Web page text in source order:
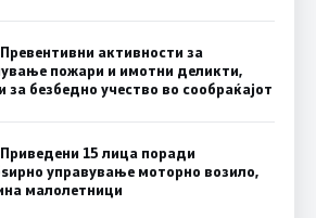
активности за
пожари и имотни деликти,
за безбедно учество во сообраќајот
15 лица поради
управување моторно возило,
малолетници